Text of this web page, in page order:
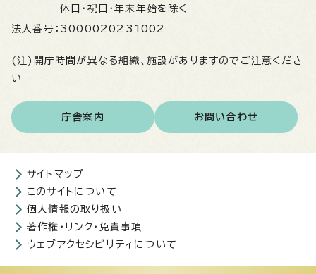
休日・祝日・年末年始を除く
法人番号： 3000020231002
(注)開庁時間が異なる組織、施設がありますのでご注意くださ
い
庁舎案内 お問い合わせ
サイトマップ
このサイトについて
個人情報の取り扱い
著作権・リンク・免責事項
ウェブアクセシビリティについて